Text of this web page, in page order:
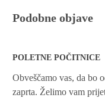
Podobne objave
POLETNE POČITNICE
Obveščamo vas, da bo
zaprta. Želimo vam